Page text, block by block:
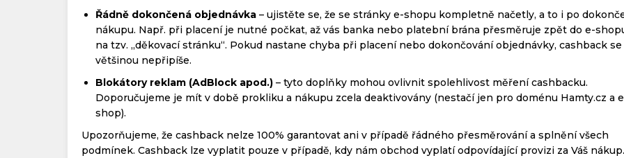
Řádně dokončená objednávka – ujistěte se, že se stránky e-shopu kompletně načetly, a to i po
nákupu. Např. při placení je nutné počkat, až vás banka nebo platební brána přesměruje zpět do e-
na tzv. „děkovací stránku“. Pokud nastane chyba při placení nebo dokončování objednávky, cashback se
většinou nepřipíše.
Blokátory reklam (AdBlock apod.) – tyto doplňky mohou ovlivnit spolehlivost měření cashbacku.
Doporučujeme je mít v době prokliku a nákupu zcela deaktivovány (nestačí jen pro doménu Hamty.cz a
shop).
Upozorňujeme, že cashback nelze 100% garantovat ani v případě řádného přesměrování a splnění všech
podmínek. Cashback lze vyplatit pouze v případě, kdy nám obchod vyplatí odpovídající provizi za Váš nákup.